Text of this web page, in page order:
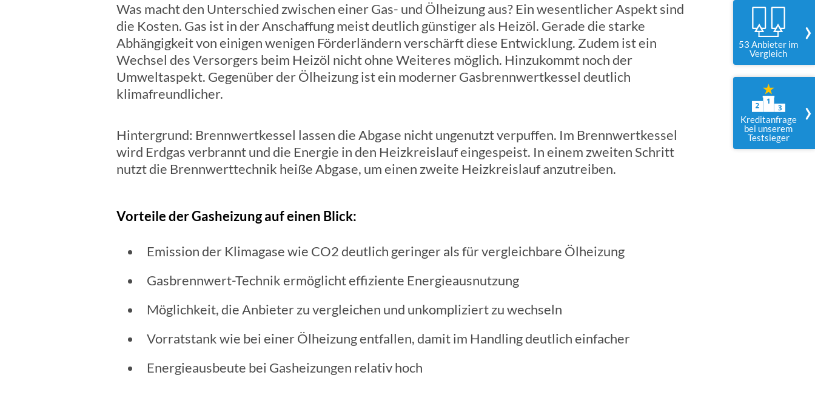
53 Anbieter im
Vergleich
›
Kreditanfrage
bei unserem
Testsieger
›
Was macht den Unterschied zwischen einer Gas- und Ölheizung aus? Ein wesentlicher Aspekt sind
die Kosten. Gas ist in der Anschaffung meist deutlich günstiger als Heizöl. Gerade die starke
Abhängigkeit von einigen wenigen Förderländern verschärft diese Entwicklung. Zudem ist ein
Wechsel des Versorgers beim Heizöl nicht ohne Weiteres möglich. Hinzukommt noch der
Umweltaspekt. Gegenüber der Ölheizung ist ein moderner Gasbrennwertkessel deutlich
klimafreundlicher.
Hintergrund: Brennwertkessel lassen die Abgase nicht ungenutzt verpuffen. Im Brennwertkessel
wird Erdgas verbrannt und die Energie in den Heizkreislauf eingespeist. In einem zweiten Schritt
nutzt die Brennwerttechnik heiße Abgase, um einen zweite Heizkreislauf anzutreiben.
Vorteile der Gasheizung auf einen Blick:
Emission der Klimagase wie CO2 deutlich geringer als für vergleichbare Ölheizung
Gasbrennwert-Technik ermöglicht effiziente Energieausnutzung
Möglichkeit, die Anbieter zu vergleichen und unkompliziert zu wechseln
Vorratstank wie bei einer Ölheizung entfallen, damit im Handling deutlich einfacher
Energieausbeute bei Gasheizungen relativ hoch